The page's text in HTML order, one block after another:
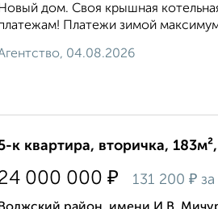
дом. Свoя крышнaя
Плaтeжи зимoй
04.08.2026
к квартира, вторичка,
000 000 ₽ 131 200 ₽